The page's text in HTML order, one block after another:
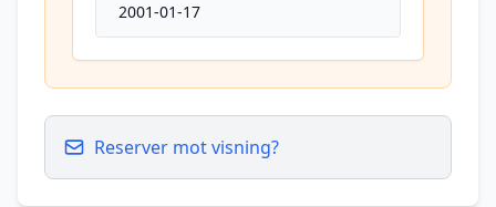
2001-01-17
Reserver mot visning?